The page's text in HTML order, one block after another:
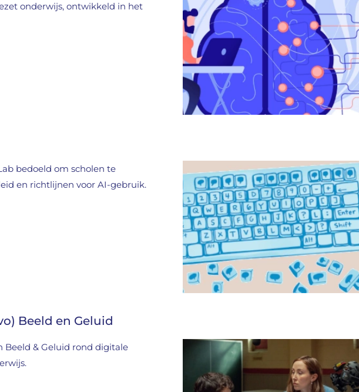
onderwijs, ontwikkeld in het
bedoeld om scholen te
en richtlijnen voor AI-gebruik.
Beeld en Geluid
Beeld & Geluid rond digitale